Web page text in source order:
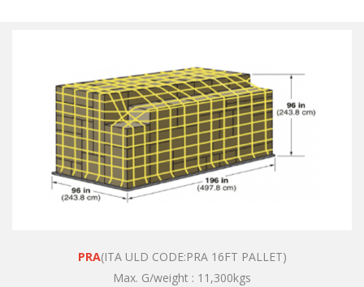
PRA(ITA ULD CODE:PRA 16FT PALLET)
Max. G/weight : 11,300kgs